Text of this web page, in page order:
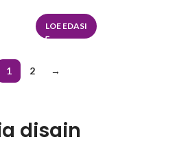
LOE EDASI
1 2 →
disain